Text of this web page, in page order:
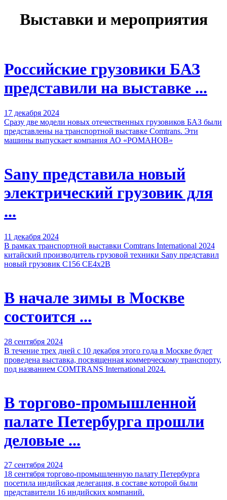
Выставки и мероприятия
Российские грузовики БАЗ
представили на выставке ...
17 декабря 2024
Сразу две модели новых отечественных грузовиков БАЗ были
представлены на транспортной выставке Comtrans. Эти
машины выпускает компания АО «РОМАНОВ»
Sany представила новый
электрический грузовик для
...
11 декабря 2024
В рамках транспортной выставки Comtrans International 2024
китайский производитель грузовой техники Sany представил
новый грузовик C156 CE4x2B
В начале зимы в Москве
состоится ...
28 сентября 2024
В течение трех дней с 10 декабря этого года в Москве будет
проведена выставка, посвященная коммерческому транспорту,
под названием COMTRANS International 2024.
В торгово-промышленной
палате Петербурга прошли
деловые ...
27 сентября 2024
18 сентября торгово-промышленную палату Петербурга
посетила индийская делегация, в составе которой были
представители 16 индийских компаний.